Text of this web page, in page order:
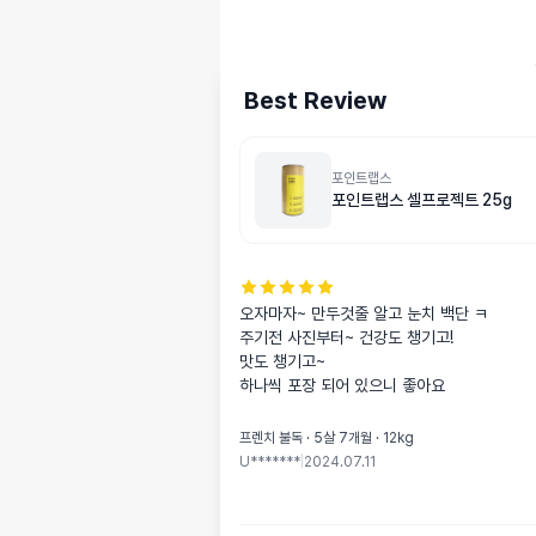
Best Review
포인트랩스
포인트랩스 셀프로젝트 25g
오자마자~ 만두것줄 알고 눈치 백단 ㅋ
주기전 사진부터~ 건강도 챙기고!
맛도 챙기고~
하나씩 포장 되어 있으니 좋아요
프렌치 불독 · 5살 7개월 · 12kg
U******* 2024.07.11